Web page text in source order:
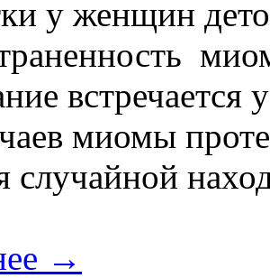
у женщин
миомы
случайной
→